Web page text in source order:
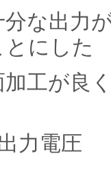
な出力
にした
工が良
力電圧